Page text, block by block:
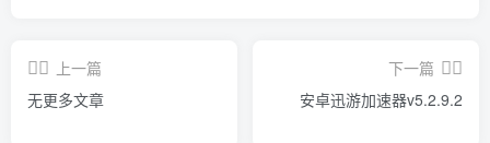
上一篇
无更多文章
下一篇
安卓迅游加速器v5.2.9.2